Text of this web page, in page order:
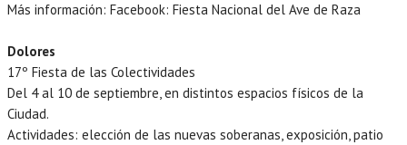
Más información: Facebook: Fiesta Nacional del Ave de Raza
Dolores
17º Fiesta de las Colectividades
Del 4 al 10 de septiembre, en distintos espacios físicos de la
Ciudad.
Actividades: elección de las nuevas soberanas, exposición, patio